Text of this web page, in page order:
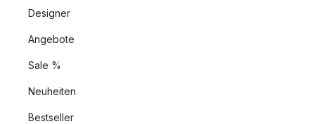
Designer
Angebote
Sale %
Neuheiten
Bestseller